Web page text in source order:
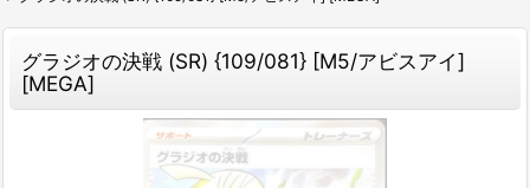
グラジオの決戦 (SR) {109/081} [M5/アビスアイ]
[MEGA]